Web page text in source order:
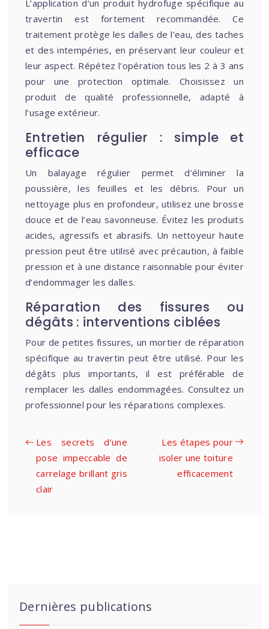
L’application d’un produit hydrofuge spécifique au
travertin est fortement recommandée. Ce
traitement protège les dalles de l’eau, des taches
et des intempéries, en préservant leur couleur et
leur aspect. Répétez l’opération tous les 2 à 3 ans
pour une protection optimale. Choisissez un
produit de qualité professionnelle, adapté à
l’usage extérieur.
Entretien régulier : simple et
efficace
Un balayage régulier permet d’éliminer la
poussière, les feuilles et les débris. Pour un
nettoyage plus en profondeur, utilisez une brosse
douce et de l’eau savonneuse. Évitez les produits
acides, agressifs et abrasifs. Un nettoyeur haute
pression peut être utilisé avec précaution, à faible
pression et à une distance raisonnable pour éviter
d’endommager les dalles.
Réparation des fissures ou
dégâts : interventions ciblées
Pour de petites fissures, un mortier de réparation
spécifique au travertin peut être utilisé. Pour les
dégâts plus importants, il est préférable de
remplacer les dalles endommagées. Consultez un
professionnel pour les réparations complexes.
Les secrets d’une
pose impeccable de
carrelage brillant gris
clair
Les étapes pour
isoler une toiture
efficacement
Dernières publications